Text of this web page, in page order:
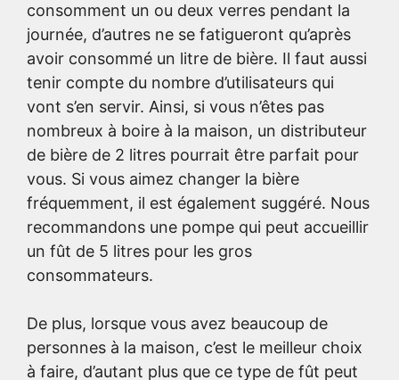
consomment un ou deux verres pendant la
journée, d’autres ne se fatigueront qu’après
avoir consommé un litre de bière. Il faut aussi
tenir compte du nombre d’utilisateurs qui
vont s’en servir. Ainsi, si vous n’êtes pas
nombreux à boire à la maison, un distributeur
de bière de 2 litres pourrait être parfait pour
vous. Si vous aimez changer la bière
fréquemment, il est également suggéré. Nous
recommandons une pompe qui peut accueillir
un fût de 5 litres pour les gros
consommateurs.
De plus, lorsque vous avez beaucoup de
personnes à la maison, c’est le meilleur choix
à faire, d’autant plus que ce type de fût peut